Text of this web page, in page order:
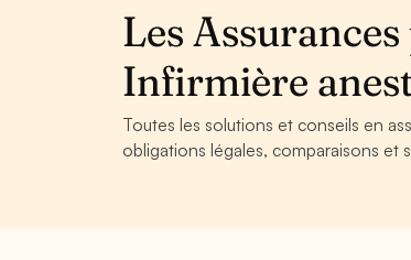
Les
Infirmière
Toutes les solutions et conseils en
obligations légales, comparaisons et